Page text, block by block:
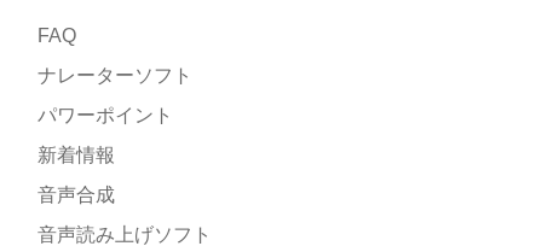
FAQ
ナレーターソフト
パワーポイント
新着情報
音声合成
音声読み上げソフト